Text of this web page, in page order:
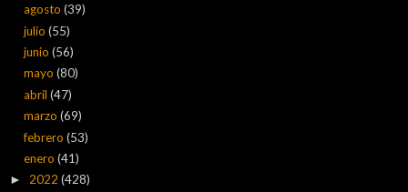
agosto(39)
julio(55)
junio(56)
mayo(80)
abril(47)
marzo(69)
febrero(53)
enero(41)
► 2022 (428)